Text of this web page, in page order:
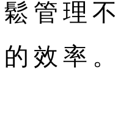
管理
效率。